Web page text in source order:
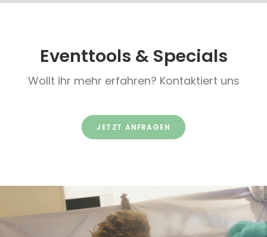
Eventtools & Specials
Wollt ihr mehr erfahren? Kontaktiert uns
JETZT ANFRAGEN